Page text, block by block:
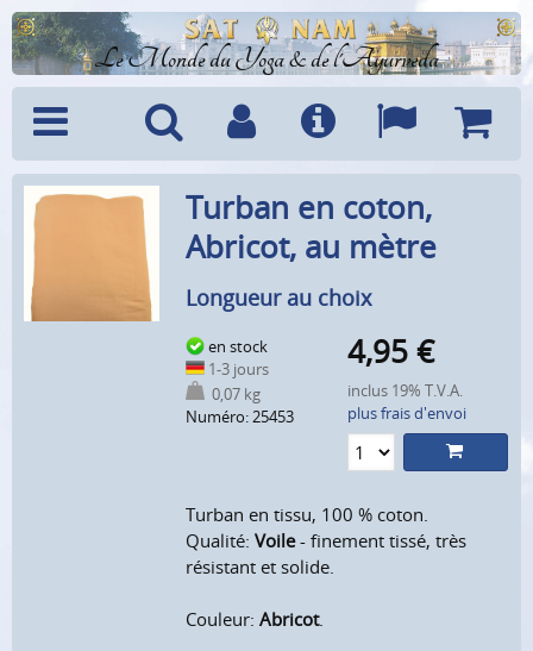
Le Monde du Yoga & de l'Ayurveda
Menu Recherche
CompteInfo Langues
Turban en coton,
Abricot, au mètre
Longueur au choix
en stock
1-3 jours
0,07 kg
Numéro: 25453
4,95 €
inclus 19% T.V.A.
plus frais d'envoi
Turban en tissu, 100 % coton.
Qualité:Voile- finement tissé, très
résistant et solide.
Couleur:Abricot.